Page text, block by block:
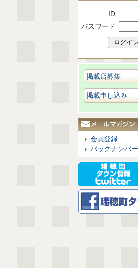
ID
パスワード
掲載店募集
掲載申し込み
会員登録
バックナンバー